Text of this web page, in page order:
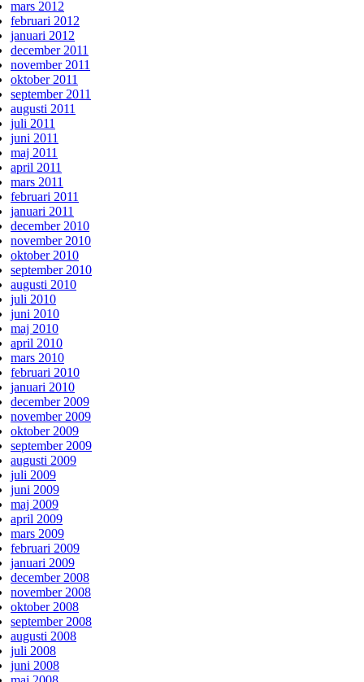
mars 2012
februari 2012
januari 2012
december 2011
november 2011
oktober 2011
september 2011
augusti 2011
juli 2011
juni 2011
maj 2011
april 2011
mars 2011
februari 2011
januari 2011
december 2010
november 2010
oktober 2010
september 2010
augusti 2010
juli 2010
juni 2010
maj 2010
april 2010
mars 2010
februari 2010
januari 2010
december 2009
november 2009
oktober 2009
september 2009
augusti 2009
juli 2009
juni 2009
maj 2009
april 2009
mars 2009
februari 2009
januari 2009
december 2008
november 2008
oktober 2008
september 2008
augusti 2008
juli 2008
juni 2008